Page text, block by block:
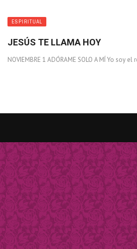
ESPIRITUAL
JESÚS TE LLAMA HOY
NOVIEMBRE 1 ADÓRAME SOLO A MÍ Yo